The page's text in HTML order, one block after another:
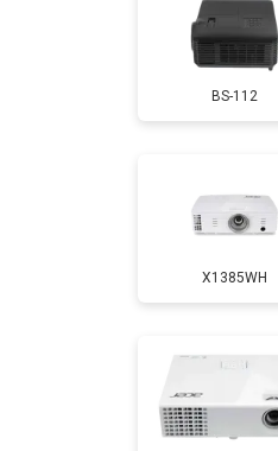
Ремонт
Замена
BS-112
X1385WH